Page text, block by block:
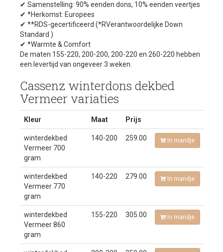
✔ Samenstelling: 90% eenden dons, 10% eenden veertjes
✔ *Herkomst: Europees
✔ **RDS-gecertificeerd (*RVerantwoordelijke Down
Standard )
✔ *Warmte & Comfort
De maten 155-220, 200-200, 200-220 en 260-220 hebben
een levertijd van ongeveer 3 weken.
Cassenz winterdons dekbed
Vermeer variaties
Kleur Maat Prijs
winterdekbed
Vermeer 700
gram
140-200 259.00 In mandje
winterdekbed
Vermeer 770
gram
140-220 279.00 In mandje
winterdekbed
Vermeer 860
gram
155-220 305.00 In mandje